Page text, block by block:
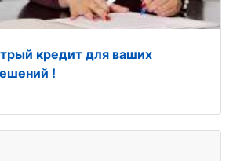
кредит для ваших
!